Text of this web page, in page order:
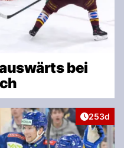
bei
Artikel
253d